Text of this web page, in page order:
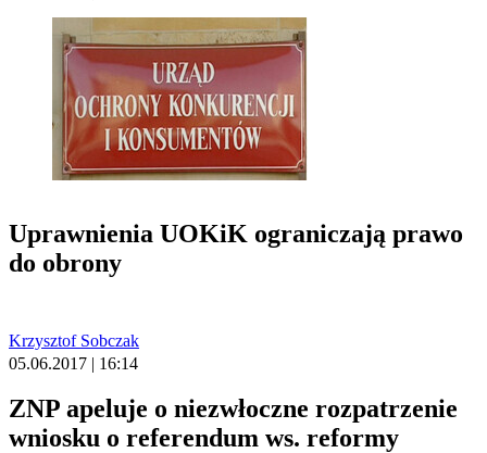
Uprawnienia UOKiK ograniczają prawo
do obrony
Krzysztof Sobczak
05.06.2017 | 16:14
ZNP apeluje o niezwłoczne rozpatrzenie
wniosku o referendum ws. reformy